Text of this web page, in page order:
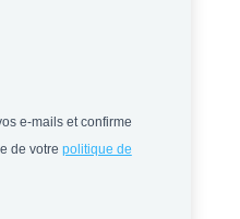
e-mails et confirme
de votre politique de